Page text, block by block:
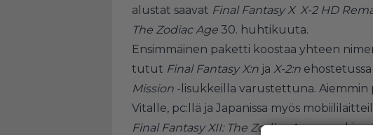
alustat saavat Final Fantasy X X-2 HD
The Zodiac Age 30. huhtikuuta.
Ensimmäinen paketti koostaa yhteen
tutut Final Fantasy X:n ja X-2:n ehostetussa
Mission -lisukkeilla varustettuna. Aiemmin
Vitalle, pc:llä ja Japanissa myös
Final Fantasy XII: The Zodiac Ageon sekin